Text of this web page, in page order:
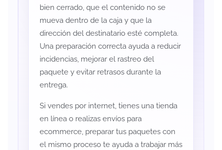
bien cerrado, que el contenido no se
mueva dentro de la caja y que la
dirección del destinatario esté completa.
Una preparación correcta ayuda a reducir
incidencias, mejorar el rastreo del
paquete y evitar retrasos durante la
entrega.
Si vendes por internet, tienes una tienda
en línea o realizas envíos para
ecommerce, preparar tus paquetes con
el mismo proceso te ayuda a trabajar más